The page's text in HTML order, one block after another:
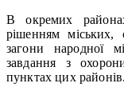
В окремих
рішенням міських,
загони народної
завдання з
пунктах цих районів.